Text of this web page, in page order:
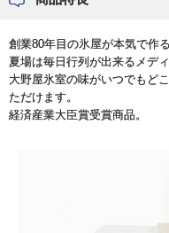
創業80年目の氷屋が本気で作
夏場は毎日行列が出来るメデ
大野屋氷室の味がいつでもど
ただけます。
経済産業大臣賞受賞商品。